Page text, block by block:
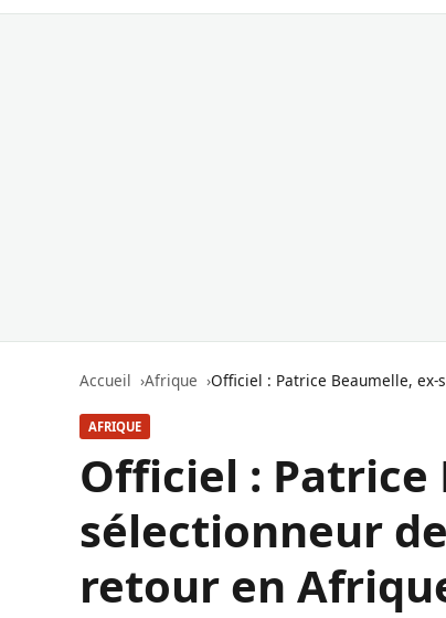
Accueil Afrique Officiel : Patrice Beaumelle,
AFRIQUE
Officiel : Patrice
sélectionneur
retour en